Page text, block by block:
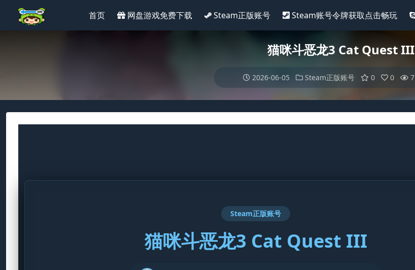
首页 网盘游戏免费下载 Steam正版账号 Steam账号令牌获取点击畅玩
猫咪斗恶龙3 Cat Quest III
2026-06-05 Steam正版账号 0 0 7
Steam正版账号
猫咪斗恶龙3 Cat Quest III